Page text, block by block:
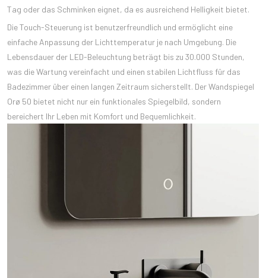
Tag oder das Schminken eignet, da es ausreichend Helligkeit bietet.
Die Touch-Steuerung ist benutzerfreundlich und ermöglicht eine
einfache Anpassung der Lichttemperatur je nach Umgebung. Die
Lebensdauer der LED-Beleuchtung beträgt bis zu 30.000 Stunden,
was die Wartung vereinfacht und einen stabilen Lichtfluss für das
Badezimmer über einen langen Zeitraum sicherstellt. Der Wandspiegel
Orø 50 bietet nicht nur ein funktionales Spiegelbild, sondern
bereichert Ihr Leben mit Komfort und Bequemlichkeit.